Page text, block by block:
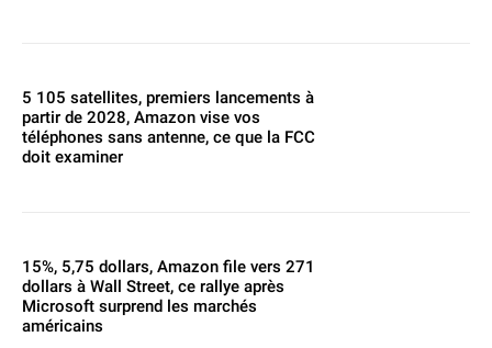
5 105 satellites, premiers lancements à
partir de 2028, Amazon vise vos
téléphones sans antenne, ce que la FCC
doit examiner
15%, 5,75 dollars, Amazon file vers 271
dollars à Wall Street, ce rallye après
Microsoft surprend les marchés
américains